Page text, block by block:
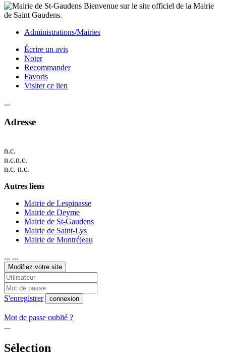
Bienvenue sur le site officiel de la Mairie
de Saint Gaudens.
Administrations/Mairies
Écrire un avis
Noter
Recommander
Favoris
Visiter ce lien
...
Adresse
n.c.
n.c.n.c.
n.c. n.c.
Autres liens
Mairie de Lespinasse
Mairie de Deyme
Mairie de St-Gaudens
Mairie de Saint-Lys
Mairie de Montréjeau
... ...
Modifiez votre site
S'enregistrer connexion
Mot de passe oublié ?
...
Sélection